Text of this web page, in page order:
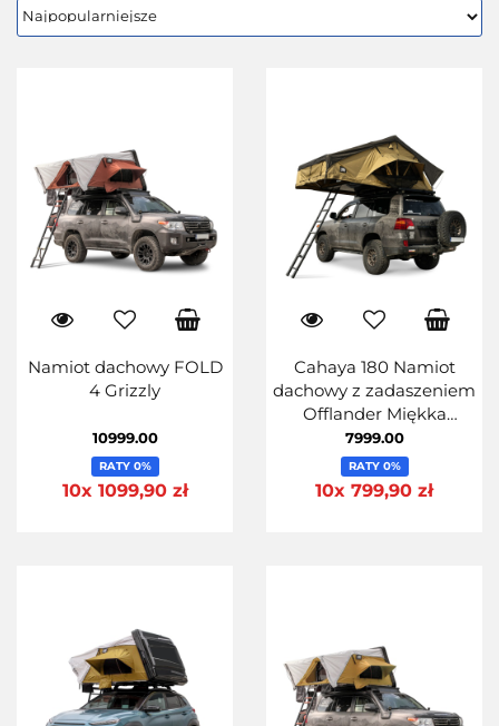
Namiot dachowy FOLD
4 Grizzly
10999.00
RATY 0%
10x 1099,90 zł
Cahaya 180 Namiot
dachowy z zadaszeniem
Offlander Miękka
pokrywa
7999.00
RATY 0%
10x 799,90 zł